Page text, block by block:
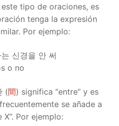
tipo de oraciones, es
tenga la expresión
Por ejemplo:
신경을 안 써
o no
(間) significa “entre” y es
se añade a
Por ejemplo: